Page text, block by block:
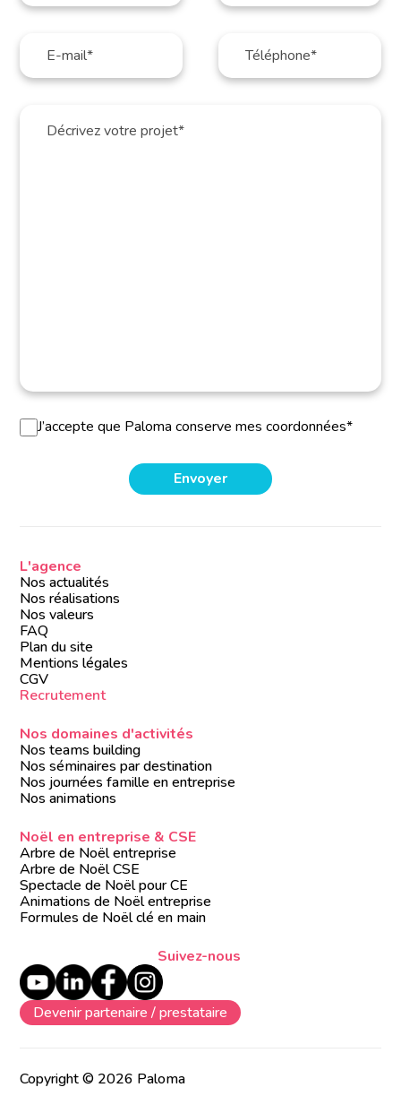
J’accepte que Paloma conserve mes coordonnées*
L'agence
Nos actualités
Nos réalisations
Nos valeurs
FAQ
Plan du site
Mentions légales
CGV
Recrutement
Nos domaines d'activités
Nos teams building
Nos séminaires par destination
Nos journées famille en entreprise
Nos animations
Noël en entreprise & CSE
Arbre de Noël entreprise
Arbre de Noël CSE
Spectacle de Noël pour CE
Animations de Noël entreprise
Formules de Noël clé en main
Suivez-nous
Devenir partenaire / prestataire
Copyright © 2026 Paloma